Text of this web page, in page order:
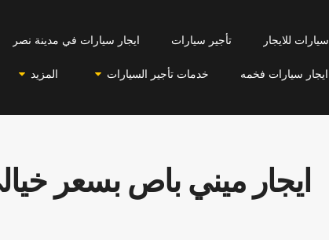
سيارات للايجار تأجير سيارات ايجار سيارات في مدينة نصر
ايجار سيارات فخمه خدمات تأجير السيارات المزيد
ايجار ميني باص بسعر